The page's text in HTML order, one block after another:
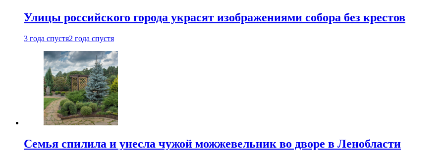
Улицы российского города украсят изображениями собора без крестов
3 года спустя2 года спустя
Семья спилила и унесла чужой можжевельник во дворе в Ленобласти